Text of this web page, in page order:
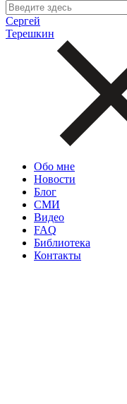
Сергей
Терешкин
Обо мне
Новости
Блог
СМИ
Видео
FAQ
Библиотека
Контакты